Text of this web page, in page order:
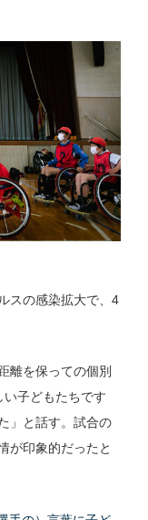
スの感染拡大で、4
離を保っての個別
子どもたちです
」と話す。試合の
が印象的だったと